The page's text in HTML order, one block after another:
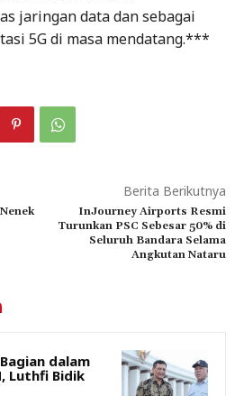
jaringan data dan sebagai
5G di masa mendatang.***
Berita Berikutnya
InJourney Airports Resmi
Turunkan PSC Sebesar 50% di
Seluruh Bandara Selama
Angkutan Nataru
dalam
Luthfi Bidik